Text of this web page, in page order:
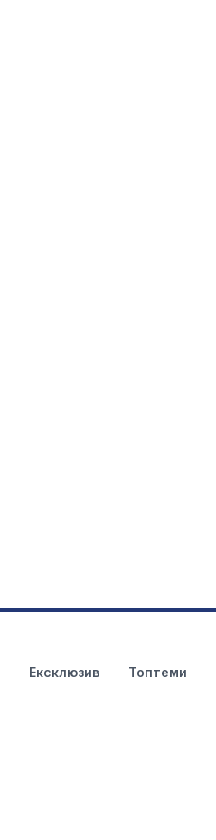
Ексклюзив Топтеми